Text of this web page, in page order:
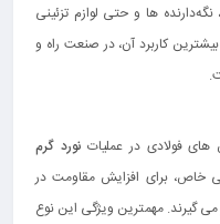
ها و حتی لوازم تزئینی
کاربرد آن، در صنعت راه و
فولادی در عملیاتنورد گرم
خاص‌، برای افزایش مقاومت در
می‌ گیرند. مهمترین ویژگی این نوع